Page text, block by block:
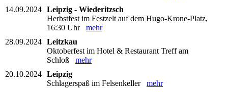
14.09.2024 Leipzig - Wiederitzsch
Herbstfest im Festzelt auf dem Hugo-Krone-Platz,
16:30 Uhr mehr
28.09.2024 Leitzkau
Oktoberfest im Hotel & Restaurant Treff am
Schloß mehr
20.10.2024 Leipzig
Schlagerspaß im Felsenkeller mehr